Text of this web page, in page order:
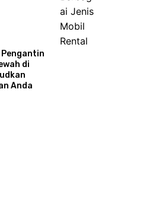
Pengantin
di
Anda